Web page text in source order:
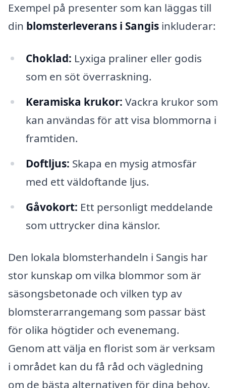
Exempel på presenter som kan läggas till
din blomsterleverans i Sangis inkluderar:
Choklad: Lyxiga praliner eller godis
som en söt överraskning.
Keramiska krukor: Vackra krukor som
kan användas för att visa blommorna i
framtiden.
Doftljus: Skapa en mysig atmosfär
med ett väldoftande ljus.
Gåvokort: Ett personligt meddelande
som uttrycker dina känslor.
Den lokala blomsterhandeln i Sangis har
stor kunskap om vilka blommor som är
säsongsbetonade och vilken typ av
blomsterarrangemang som passar bäst
för olika högtider och evenemang.
Genom att välja en florist som är verksam
i området kan du få råd och vägledning
om de bästa alternativen för dina behov.